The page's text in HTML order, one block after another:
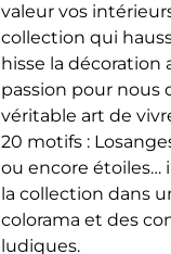
valeur vos
collection qui
hisse la décoration
passion pour nous
véritable art de
20 motifs :
ou encore étoiles…
la collection dans
colorama et des
ludiques.